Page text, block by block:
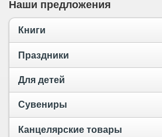
Наши предложения
Книги
Праздники
Для детей
Сувениры
Канцелярские товары